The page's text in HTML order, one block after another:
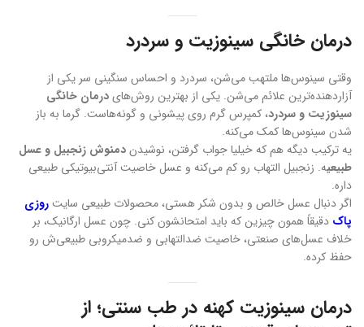
درمان خانگی سینوزیت و سردرد
وقتی سینوس‌ها ملتهب می‌شن، سردرد و احساس سنگینی سر یکی از
آزاردهنده‌ترین علائم می‌شن. یکی از بهترین روش‌هایدرمان خانگی
سینوزیت و سردرد، کمپرس گرم روی پیشونی و گونه‌هاست. گرما به باز
شدن سینوس‌ها کمک می‌کنه.
یه ترکیب دیگه هم که خیلیا جواب گرفتن، نوشیدندمنوش زنجبیل و عسل
طبیعیه. زنجبیل التهاب رو کم می‌کنه و عسل خاصیت آنتی‌بیوتیکی طبیعی
داره.
اگر دنبال عسل خالص و بدون شکر هستی، محصولات طبیعی سایتروزی
پاک دقیقاً همون چیزین که باید امتحانشون کنی. چون عسل ارگانیک، بر
خلاف عسل‌های صنعتی، خاصیت ضدالتهابی و ضد‌میکروبی طبیعی‌ش رو
حفظ کرده.
درمان سینوزیت کهنه در طب سنتی؛ از